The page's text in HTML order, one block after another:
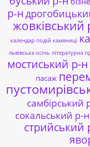
р-н
жовківський
календар подій камяниці
львівська осінь літературна
мостиський р-н
пасаж
самбірський
сокальський р-н
стрийський